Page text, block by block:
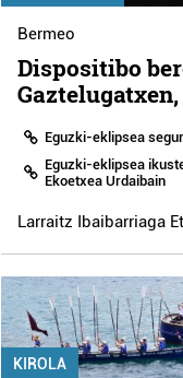
Bermeo
Dispositibo
Eguzki-eklipsea
Eguzki-eklipsea
Ekoetxea Urdaibain
Larraitz Ibaibarriaga
KIROLA